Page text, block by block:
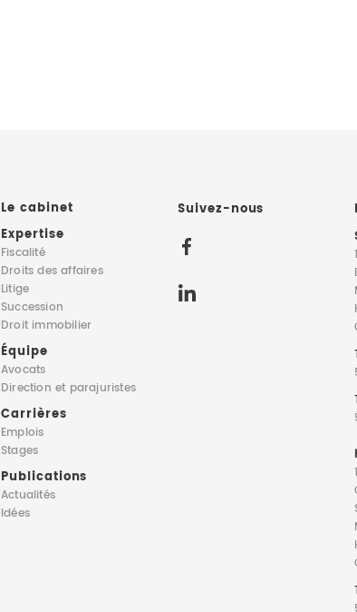
Le cabinet
Expertise
Fiscalité
Droits des affaires
Litige
Succession
Droit immobilier
Équipe
Avocats
Directionet parajuristes
Carrières
Emplois
Stages
Publications
Actualités
Idées
Suivez-nous